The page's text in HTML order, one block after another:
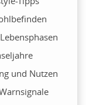
und Nutzen